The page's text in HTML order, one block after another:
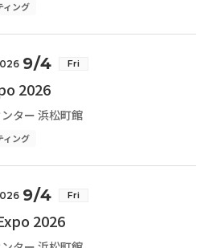
ィング
9/4 Fri
2026
ター 浜松町館
ィング
9/4 Fri
2026